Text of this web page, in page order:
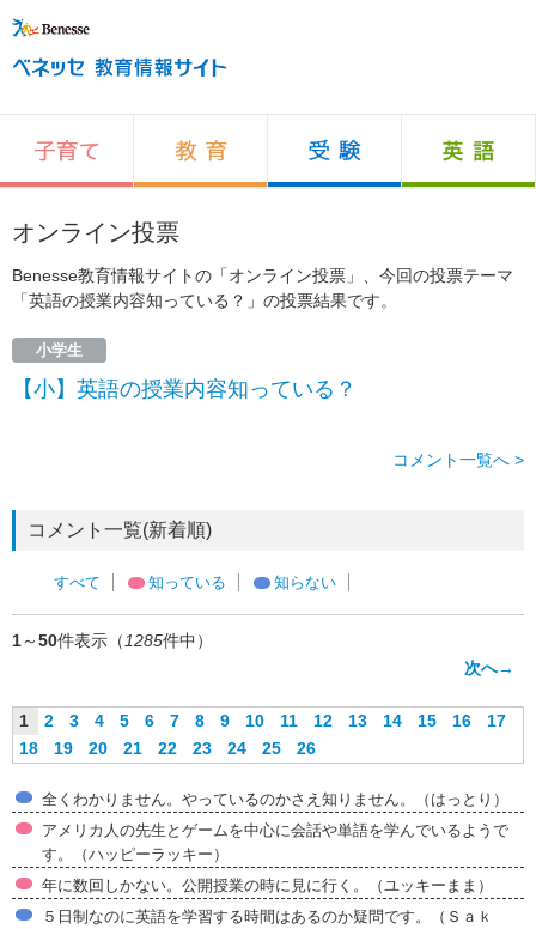
オンライン投票
Benesse教育情報サイトの「オンライン投票」、今回の投票テーマ
「英語の授業内容知っている？」の投票結果です。
小学生
【小】英語の授業内容知っている？
コメント一覧へ >
コメント一覧(新着順)
すべて 知っている 知らない
1～50件表示（ 1285件中）
次へ→
1 2 3 4 5 6 7 8 9 10 11 12 13 14 15 16
17
18
19 20 21 22 23 24 25 26
全くわかりません。やっているのかさえ知りません。（はっとり）
アメリカ人の先生とゲームを中心に会話や単語を学んでいるようで
す。（ハッピーラッキー）
年に数回しかない。公開授業の時に見に行く。（ユッキーまま）
５日制なのに英語を学習する時間はあるのか疑問です。（Ｓａｋ